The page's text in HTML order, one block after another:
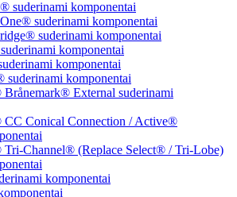
suderinami komponentai
suderinami komponentai
suderinami komponentai
komponentai
komponentai
komponentai
External suderinami
Conical Connection / Active®
Channel® (Replace Select® / Tri-Lobe)
komponentai